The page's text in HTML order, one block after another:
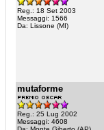
Reg.: 18 Set 2003
Messaggi: 1566
Da: Lissone (MI)
mutaforme
Reg.: 25 Lug 2002
Messaggi: 4608